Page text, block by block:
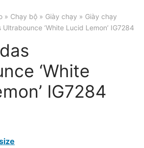
» Chạy bộ » Giày chạy » Giày chạy
‘White Lucid Lemon’ IG7284
‘White
IG7284